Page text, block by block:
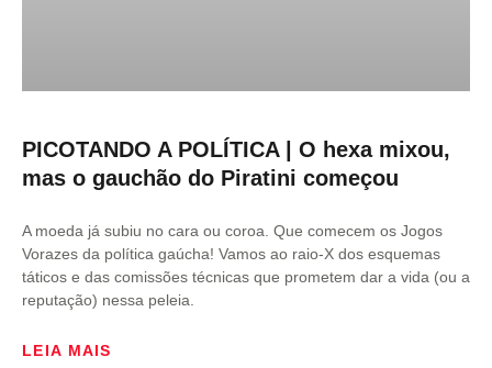
PICOTANDO A POLÍTICA | O hexa mixou,
mas o gauchão do Piratini começou
A moeda já subiu no cara ou coroa. Que comecem os Jogos
Vorazes da política gaúcha! Vamos ao raio-X dos esquemas
táticos e das comissões técnicas que prometem dar a vida (ou a
reputação) nessa peleia.
LEIA MAIS